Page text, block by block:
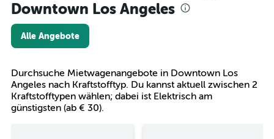
Downtown Los Angeles
Alle Angebote
Durchsuche Mietwagenangebote in Downtown Los
Angeles nach Kraftstofftyp. Du kannst aktuell zwischen 2
Kraftstofftypen wählen; dabei ist Elektrisch am
günstigsten (ab € 30).